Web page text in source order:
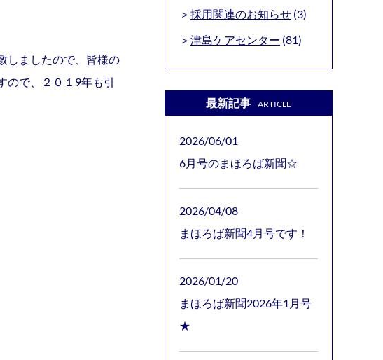
しましたので、皆様の
ので、２０１9年も引
採用関連のお知らせ (3)
津島ケアセンター (81)
最新記事 ARTICLE
2026/06/01
6月号のまほろば新聞☆
2026/04/08
まほろば新聞4月号です！
2026/01/20
まほろば新聞2026年1月号
★